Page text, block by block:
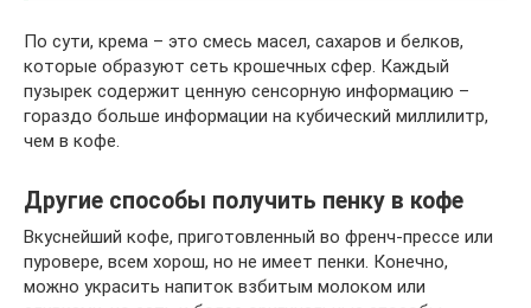
По сути, крема – это смесь масел, сахаров и белков,
которые образуют сеть крошечных сфер. Каждый
пузырек содержит ценную сенсорную информацию –
гораздо больше информации на кубический миллилитр,
чем в кофе.
Другие способы получить пенку в кофе
Вкуснейший кофе, приготовленный во френч-прессе или
пуровере, всем хорош, но не имеет пенки. Конечно,
можно украсить напиток взбитым молоком или